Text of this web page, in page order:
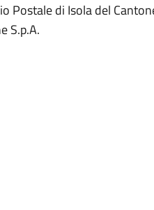
Postale di Isola del
S.p.A.